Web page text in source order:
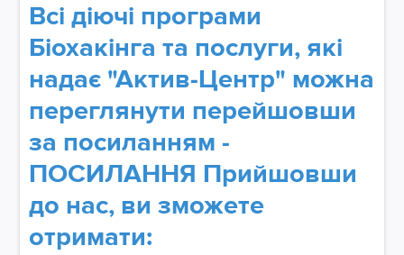
Всі діючі програми
Біохакінга та послуги, які
надає "Актив-Центр" можна
переглянути перейшовши
за посиланням -
ПОСИЛАННЯ Прийшовши
до нас, ви зможете
отримати: